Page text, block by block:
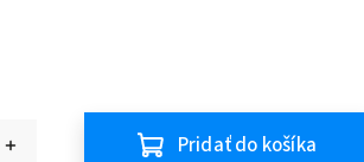
Pridať do košíka